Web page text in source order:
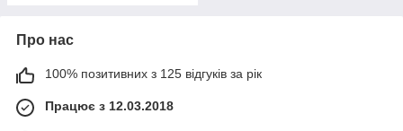
Про нас
100% позитивних з 125 відгуків за рік
Працює з 12.03.2018